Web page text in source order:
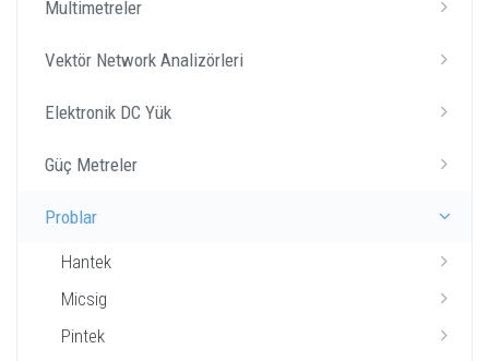
Multimetreler
Vektör Network Analizörleri
Elektronik DC Yük
Güç Metreler
Problar
Hantek
Micsig
Pintek